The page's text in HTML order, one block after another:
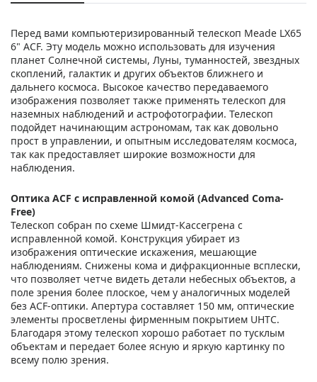
Перед вами компьютеризированный телескоп Meade LX65
6" ACF. Эту модель можно использовать для изучения
планет Солнечной системы, Луны, туманностей, звездных
скоплений, галактик и других объектов ближнего и
дальнего космоса. Высокое качество передаваемого
изображения позволяет также применять телескоп для
наземных наблюдений и астрофотографии. Телескоп
подойдет начинающим астрономам, так как довольно
прост в управлении, и опытным исследователям космоса,
так как предоставляет широкие возможности для
наблюдения.
Оптика ACF с исправленной комой (Advanced Coma-
Free)
Телескоп собран по схеме Шмидт-Кассегрена с
исправленной комой. Конструкция убирает из
изображения оптические искажения, мешающие
наблюдениям. Снижены кома и дифракционные всплески,
что позволяет четче видеть детали небесных объектов, а
поле зрения более плоское, чем у аналогичных моделей
без ACF-оптики. Апертура составляет 150 мм, оптические
элементы просветлены фирменным покрытием UHTC.
Благодаря этому телескоп хорошо работает по тусклым
объектам и передает более ясную и яркую картинку по
всему полю зрения.